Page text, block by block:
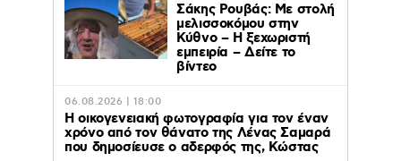
Σάκης Ρουβάς: Με στολή
μελισσοκόμου στην
Κύθνο – Η ξεχωριστή
εμπειρία – Δείτε το
βίντεο
06.08.2026 | 18:00
Η οικογενειακή φωτογραφία για τον έναν
χρόνο από τον θάνατο της Λένας Σαμαρά
που δημοσίευσε ο αδερφός της, Κώστας